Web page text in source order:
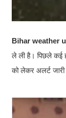
Bihar weather
ले ली है। पिछले कई
को लेकर अलर्ट जारी